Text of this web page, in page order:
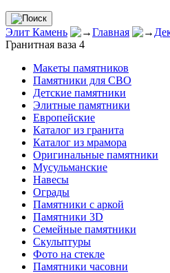
Элит Камень Главная
Гранитная ваза 4
Макеты памятников
Памятники для СВО
Детские памятники
Элитные памятники
Европейские
Каталог из гранита
Каталог из мрамора
Оригинальные памятники
Мусульманские
Навесы
Ограды
Памятники с аркой
Памятники 3D
Семейные памятники
Скульптуры
Фото на стекле
Памятники часовни